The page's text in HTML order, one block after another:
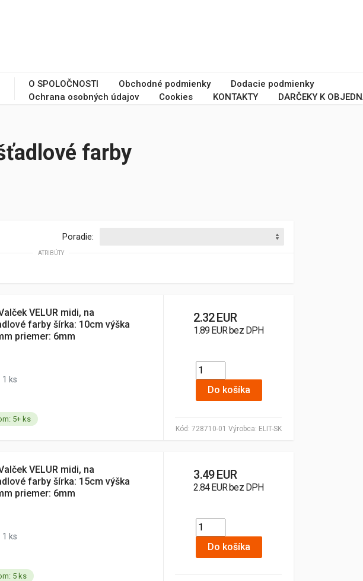
O SPOLOČNOSTI Obchodné podmienky
Dodacie podmienky
Ochrana osobných údajov
Cookies KONTAKTY DARČEKY K
farby
Poradie:
ATRIBÚTY
5+ ks
Kód: 728710-01 Výrobca: ELIT-SK
VELUR midi, na
farby šírka: 10cm výška
priemer: 6mm
1 ks
2.32 EUR
1.89 EUR bez DPH
Do košíka
5 ks
VELUR midi, na
farby šírka: 15cm výška
priemer: 6mm
1 ks
3.49 EUR
2.84 EUR bez DPH
Do košíka